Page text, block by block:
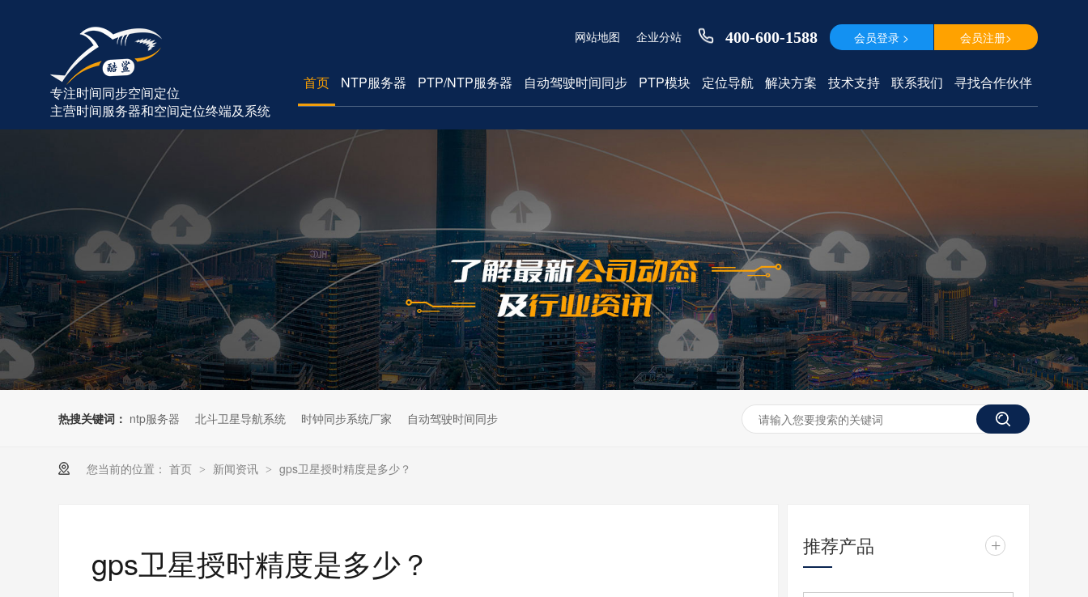
专注时间同步空间定位
主营时间服务器和空间定位终端及系统
网站地图 企业分站 400-600-1588 会员登录 > 会员注册>
首页 NTP服务器 PTP/NTP服务器 自动驾驶时间同步 PTP模块 定位导航 解决方案 技术支持 联系我们 寻找合作伙伴
热搜关键词： ntp服务器 北斗卫星导航系统 时钟同步系统厂家 自动驾驶时间同步
您当前的位置： 首页 > 新闻资讯 > gps卫星授时精度是多少？
gps卫星授时精度是多少？ 推荐产品 +